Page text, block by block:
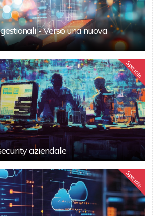
- Verso una nuova
Speciale
aziendale
Speciale